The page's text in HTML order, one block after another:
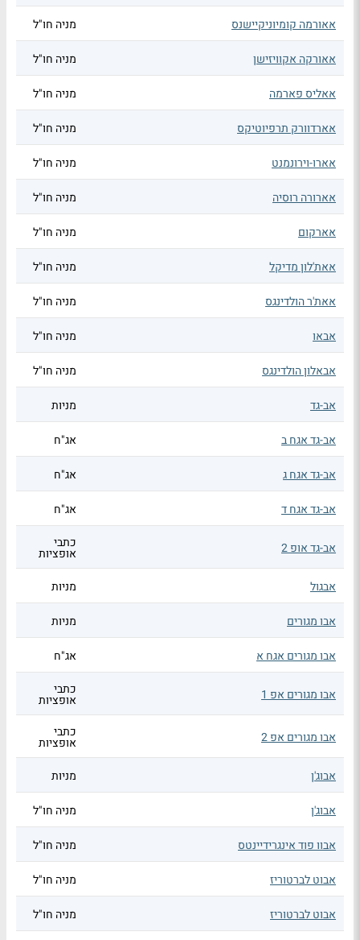
אאורמה קומיוניקיישנס מניה חו"ל
אאורקה אקוויזישן מניה חו"ל
אאליס פארמה מניה חו"ל
אארדוורק תרפיוטיקס מניה חו"ל
אארו-וירונמנט מניה חו"ל
אארורה רוסיה מניה חו"ל
אארקום מניה חו"ל
אאת'לון מדיקל מניה חו"ל
אאת'ר הולדינגס מניה חו"ל
אבאו מניה חו"ל
אבאלון הולדינגס מניה חו"ל
אב-גד מניות
אב-גד אגח ב אג"ח
אב-גד אגח ג אג"ח
אב-גד אגח ד אג"ח
אב-גד אופ 2 כתבי
אופציות
אבגול
מניות
אבו מגורים מניות
אבו מגורים אגח א אג"ח
אבו מגורים אפ 1 כתבי
אופציות
אבו מגורים אפ 2 כתבי
אופציות
אבוג'ן
מניות
אבוג'ן מניה חו"ל
אבוו פוד אינגרידיינטס מניה חו"ל
אבוט לברטוריז מניה חו"ל
אבוט לברטוריז מניה חו"ל